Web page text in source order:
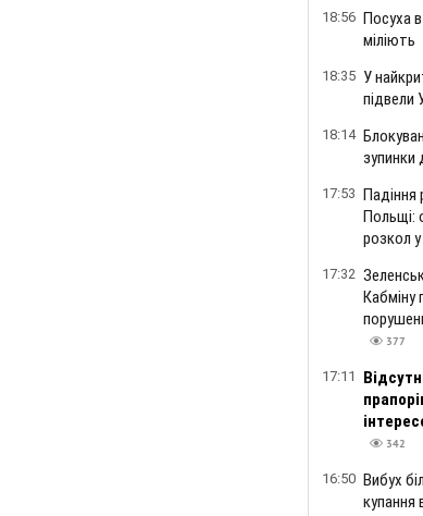
18:56 Посуха в
міліють
18:35 У
підвели
18:14
зупинки
17:53 Падіння
Польщі:
розкол
17:32
Кабміну
377
17:11
342
16:50 Вибух
купання